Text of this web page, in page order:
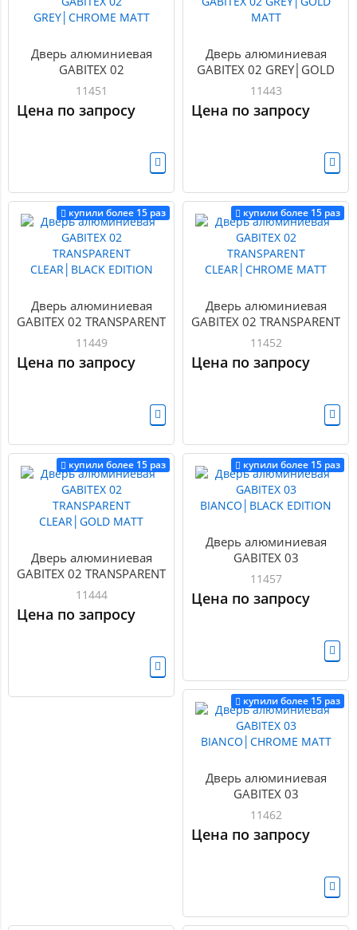
Дверь алюминиевая
GABITEX 02
GREY│CHROME MATT
11451
Цена по запросу
Дверь алюминиевая
GABITEX 02 GREY│GOLD
MATT
11443
Цена по запросу
купили более 15 раз
Дверь алюминиевая
GABITEX 02 TRANSPARENT
CLEAR│BLACK EDITION
11449
Цена по запросу
купили более 15 раз
Дверь алюминиевая
GABITEX 02 TRANSPARENT
CLEAR│CHROME MATT
11452
Цена по запросу
купили более 15 раз
Дверь алюминиевая
GABITEX 02 TRANSPARENT
CLEAR│GOLD MATT
11444
Цена по запросу
купили более 15 раз
Дверь алюминиевая
GABITEX 03
BIANCO│BLACK EDITION
11457
Цена по запросу
купили более 15 раз
Дверь алюминиевая
GABITEX 03
BIANCO│CHROME MATT
11462
Цена по запросу